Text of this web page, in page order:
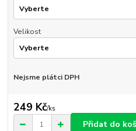
Velikost
Nejsme plátci DPH
249 Kč/ks
Přidat do